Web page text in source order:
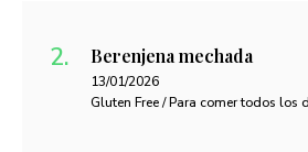
Berenjena mechada
13/01/2026
Gluten Free / Para comer todos los